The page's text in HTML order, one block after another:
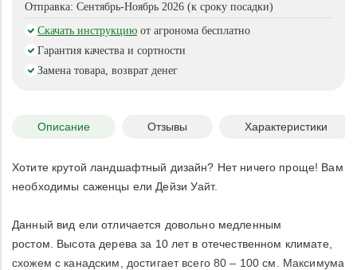
Отправка: Сентябрь-Ноябрь 2026 (к сроку посадки)
Скачать инструкцию от агронома бесплатно
Гарантия качества и сортности
Замена товара, возврат денег
Описание Отзывы Характеристики
Хотите крутой ландшафтный дизайн? Нет ничего проще! Вам
необходимы саженцы ели Дейзи Уайт.
Данный вид ели отличается довольно медленным
ростом. Высота дерева за 10 лет в отечественном климате,
схожем с канадским, достигает всего 80 – 100 см. Максимума